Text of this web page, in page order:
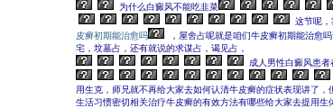
为什么白癜风不能吃韭菜
这节呢
皮癣初期能治愈吗
，屋舍占呢就是咱们牛皮癣初期能治愈
宅，坟墓占，还有就说的求谋占，谒见占，
成人男性白癜风患
用生克，师兄就不再给大家去如何认清牛皮癣的症状表现讲了
生活习惯密切相关治疗牛皮癣的有效方法有哪些给大家去提用